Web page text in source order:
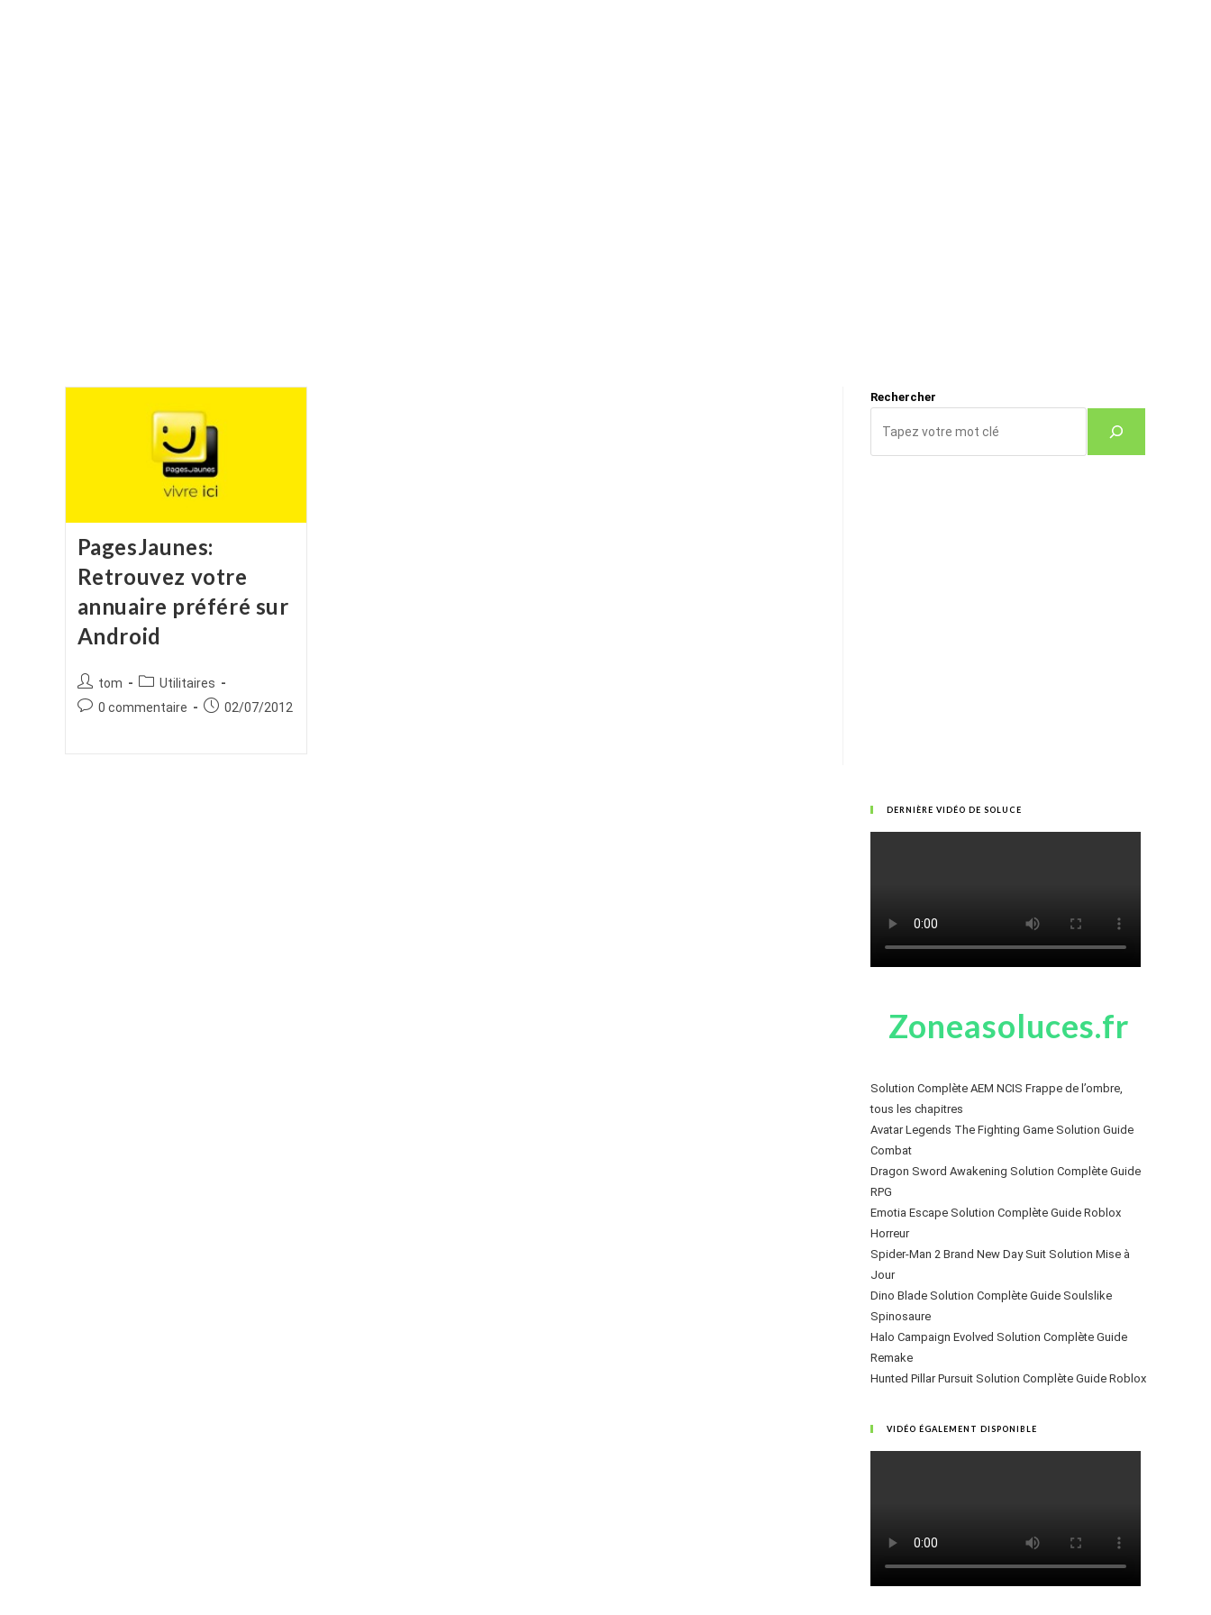
PagesJaunes:
Retrouvez votre
annuaire préféré sur
Android
Auteur/autrice
de
tom
Post
category:
Utilitaires
Commentaires
0 commentaire
Publication
02/07/2012
Rechercher
DERNIÈRE VIDÉO DE SOLUCE
Zoneasoluces.fr
Solution Complète AEM NCIS Frappe de l’ombre,
tous les chapitres
Avatar Legends The Fighting Game Solution Guide
Combat
Dragon Sword Awakening Solution Complète Guide
RPG
Emotia Escape Solution Complète Guide Roblox
Horreur
Spider-Man 2 Brand New Day Suit Solution Mise à
Jour
Dino Blade Solution Complète Guide Soulslike
Spinosaure
Halo Campaign Evolved Solution Complète Guide
Remake
Hunted Pillar Pursuit Solution Complète Guide Roblox
VIDÉO ÉGALEMENT DISPONIBLE